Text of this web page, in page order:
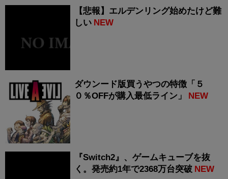
【悲報】エルデンリング始めたけど難
しい NEW
ダウンード版買うやつの特徴「５
０％OFFが購入最低ライン」
NEW
『Switch2』、ゲームキューブを抜
く。発売約1年で2368万台突破 NEW